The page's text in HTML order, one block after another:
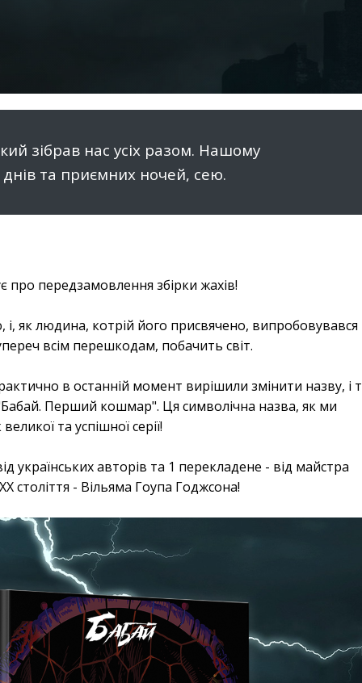
зібрав нас усіх разом. Нашому
та приємних ночей, сею.
передзамовлення збірки жахів!
як людина, котрій його присвячено, випробовувався
всім перешкодам, побачить світ.
в останній момент вирішили змінити назву, і
Перший кошмар". Ця символічна назва, як ми
та успішної серії!
українських авторів та 1 перекладене - від майстра
століття - Вільяма Гоупа Годжсона!